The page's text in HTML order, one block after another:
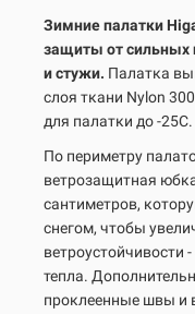
Зимние палатки
защиты от сильных
и стужи. Палатка
слоя ткани Nylon
для палатки до -25С.
По периметру
ветрозащитная
сантиметров,
снегом, чтобы
ветроустойчивости
тепла.
проклеенные швы и